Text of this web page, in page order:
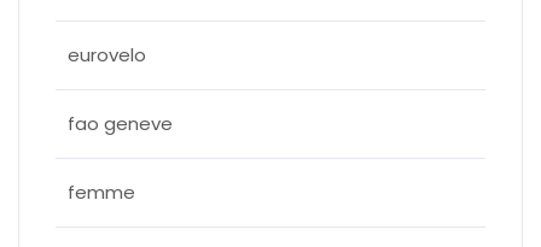
eurovelo
fao geneve
femme